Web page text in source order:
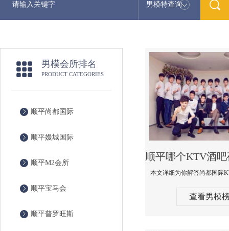
男模特查询
男模会所排名
PRODUCT CATEGORIES
顺平尚都国际
顺平嫚城国际
顺平M2会所
顺平宝马会
顺平普罗旺斯
查看男模